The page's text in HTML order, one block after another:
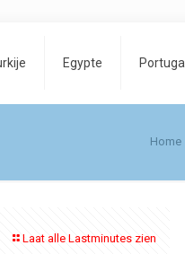
Egypte Portugal
Home
Laat alle Lastminutes zien